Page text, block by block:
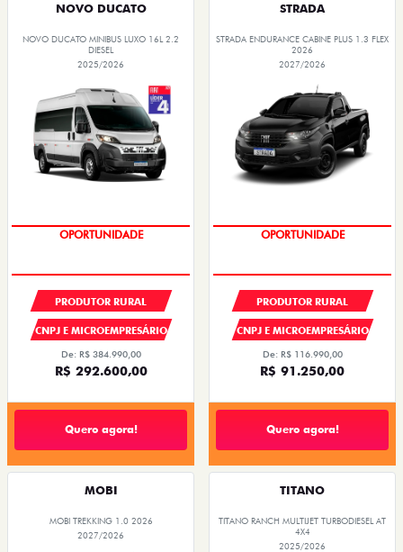
NOVO DUCATO
NOVO DUCATO MINIBUS LUXO 16L 2.2
DIESEL
2025/2026
OPORTUNIDADE
PRODUTOR RURAL
CNPJ E MICROEMPRESÁRIO
De: R$ 384.990,00
R$ 292.600,00
Quero agora!
STRADA
STRADA ENDURANCE CABINE PLUS 1.3 FLEX
2026
2027/2026
OPORTUNIDADE
PRODUTOR RURAL
CNPJ E MICROEMPRESÁRIO
De: R$ 116.990,00
R$ 91.250,00
Quero agora!
MOBI
MOBI TREKKING 1.0 2026
2027/2026
TITANO
TITANO RANCH MULTIJET TURBODIESEL AT
4X4
2025/2026